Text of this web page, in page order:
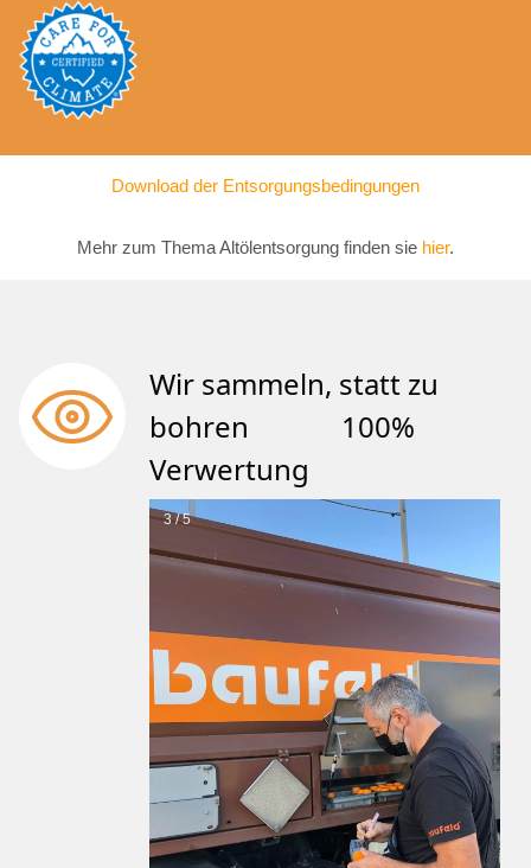
Download der Entsorgungsbedingungen
Mehr zum Thema Altölentsorgung finden sie hier.
Wir sammeln, statt zu
bohren 100%
Verwertung
3 / 5